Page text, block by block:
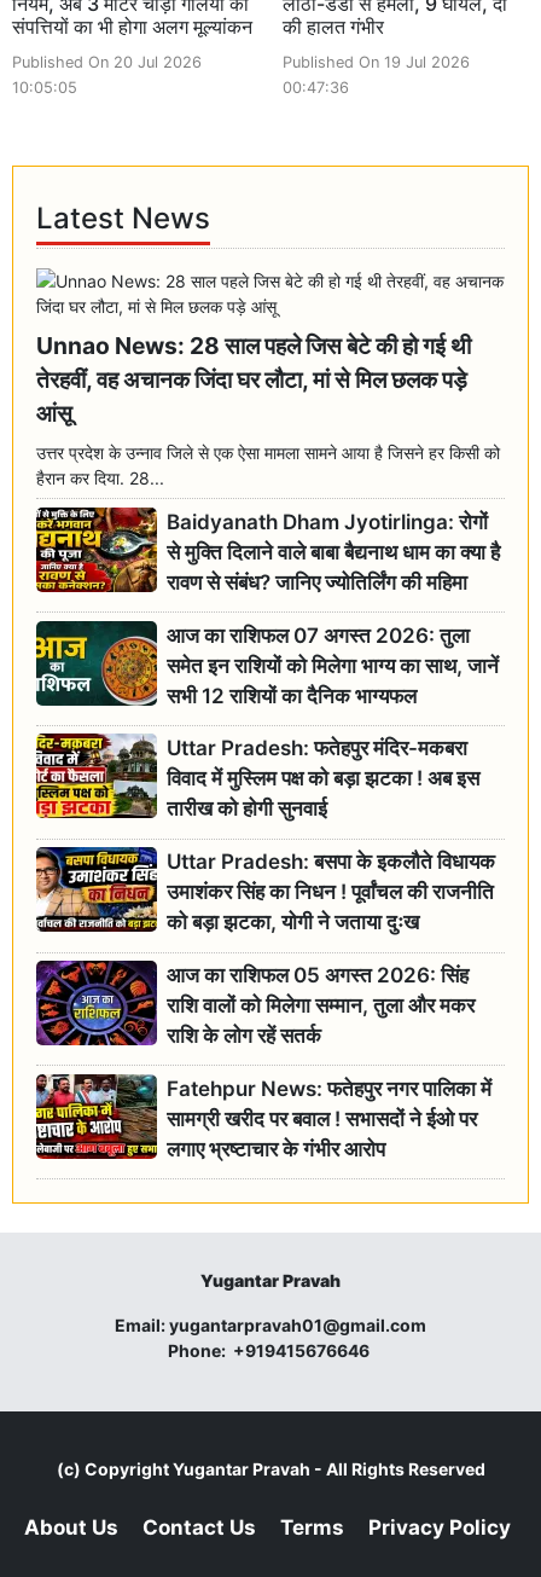
संपत्तियों का भी होगा अलग मूल्यांकन
Published On 20 Jul 2026
10:05:05
की हालत गंभीर
Published On 19 Jul 2026
00:47:36
Latest News
Unnao News: 28 साल पहले जिस बेटे की हो गई थी
तेरहवीं, वह अचानक जिंदा घर लौटा, मां से मिल छलक पड़े
आंसू
उत्तर प्रदेश के उन्नाव जिले से एक ऐसा मामला सामने आया है जिसने हर किसी को
हैरान कर दिया. 28...
Baidyanath Dham Jyotirlinga: रोगों
से मुक्ति दिलाने वाले बाबा बैद्यनाथ धाम का क्या है
रावण से संबंध? जानिए ज्योतिर्लिंग की महिमा
आज का राशिफल 07 अगस्त 2026: तुला
समेत इन राशियों को मिलेगा भाग्य का साथ, जानें
सभी 12 राशियों का दैनिक भाग्यफल
Uttar Pradesh: फतेहपुर मंदिर-मकबरा
विवाद में मुस्लिम पक्ष को बड़ा झटका ! अब इस
तारीख को होगी सुनवाई
Uttar Pradesh: बसपा के इकलौते विधायक
उमाशंकर सिंह का निधन ! पूर्वांचल की राजनीति
को बड़ा झटका, योगी ने जताया दुःख
आज का राशिफल 05 अगस्त 2026: सिंह
राशि वालों को मिलेगा सम्मान, तुला और मकर
राशि के लोग रहें सतर्क
Fatehpur News: फतेहपुर नगर पालिका में
सामग्री खरीद पर बवाल ! सभासदों ने ईओ पर
लगाए भ्रष्टाचार के गंभीर आरोप
Yugantar Pravah
Email:yugantarpravah01@gmail.com
Phone: +919415676646
(c) CopyrightYugantar Pravah - All Rights Reserved
About Us Contact Us Terms Privacy Policy